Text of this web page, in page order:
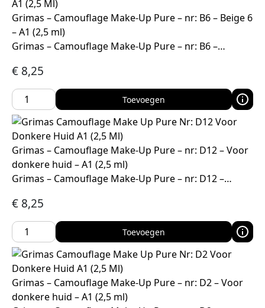
Grimas – Camouflage Make-Up Pure – nr: B6 – Beige 6
– A1 (2,5 ml)
Grimas – Camouflage Make-Up Pure – nr: B6 –…
€ 8,25
Toevoegen
Grimas – Camouflage Make-Up Pure – nr: D12 – Voor
donkere huid – A1 (2,5 ml)
Grimas – Camouflage Make-Up Pure – nr: D12 –…
€ 8,25
Toevoegen
Grimas – Camouflage Make-Up Pure – nr: D2 – Voor
donkere huid – A1 (2,5 ml)